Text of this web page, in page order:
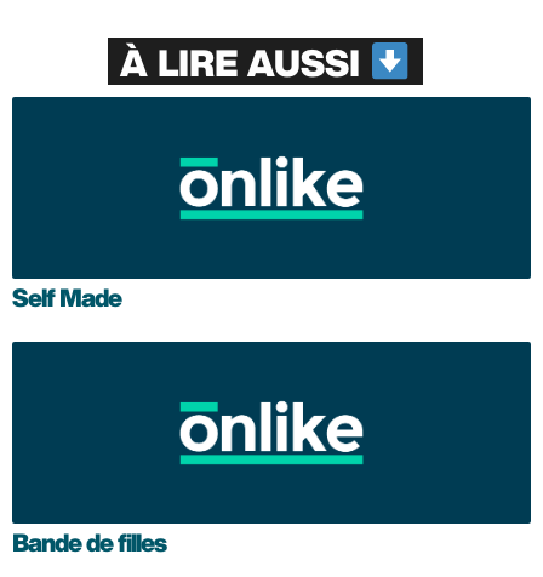
À LIRE AUSSI
Self Made
Bande de filles